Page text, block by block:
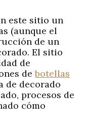
este sitio un
(aunque el
de un
El sitio
de
debotellas
de decorado
procesos de
cómo